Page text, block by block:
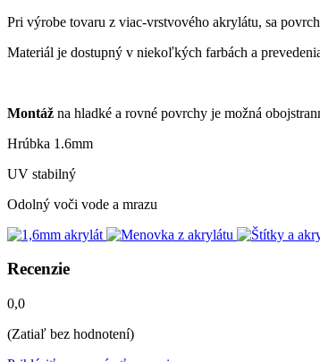
Pri výrobe tovaru z viac-vrstvového akrylátu, sa
Materiál je dostupný v niekoľkých farbách a
Montáž na hladké a rovné povrchy je možná
Hrúbka 1.6mm
UV stabilný
Odolný voči vode a mrazu
Recenzie
0,0
(Zatiaľ bez hodnotení)